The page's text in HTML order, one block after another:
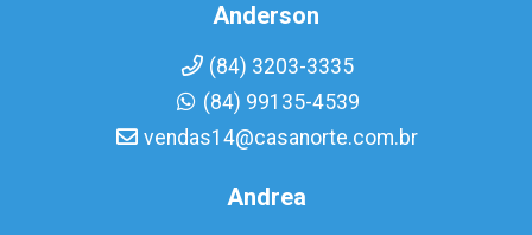
Anderson
(84) 3203-3335
(84) 99135-4539
vendas14@casanorte.com.br
Andrea